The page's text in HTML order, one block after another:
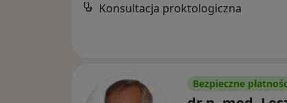
Konsultacja proktologiczna
Bezpieczne